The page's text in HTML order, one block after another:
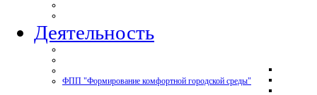
Деятельность
ФПП "Формирование комфортной городской среды"